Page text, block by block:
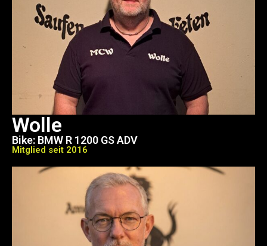
Wolle
Bike: BMW R 1200 GS ADV
Mitglied seit 2016